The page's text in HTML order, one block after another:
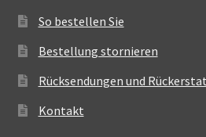
So bestellen Sie
Bestellung stornieren
Rücksendungen und
Kontakt